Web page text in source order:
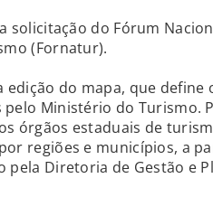
solicitação do Fórum
(Fornatur).
edição do mapa, que define
Ministério do Turismo.
órgãos estaduais de
regiões e municípios, a
pela Diretoria de Gestão e